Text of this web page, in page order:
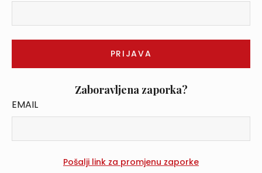
Zaboravljena zaporka?
EMAIL